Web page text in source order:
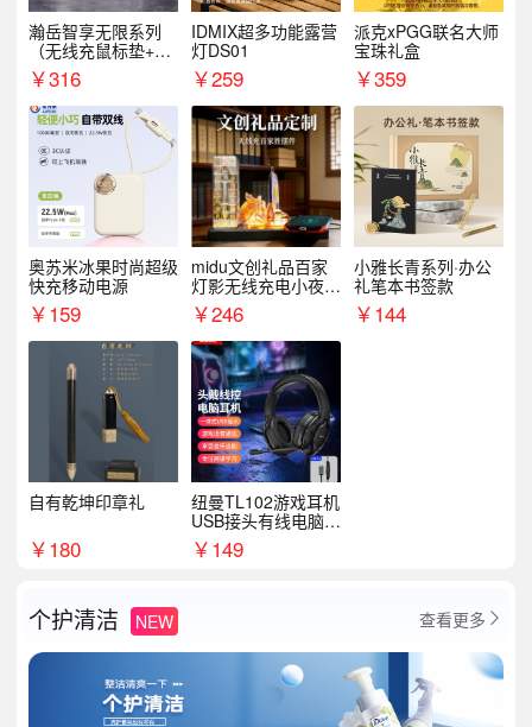
瀚岳智享无限系列
（无线充鼠标垫+飞
利浦音响+乐扣咖啡
杯）
￥316
IDMIX超多功能露营
灯DS01
￥259
派克xPGG联名大师
宝珠礼盒
￥359
奥苏米冰果时尚超级
快充移动电源
￥159
midu文创礼品百家
灯影无线充电小夜灯
纪念礼品定制
￥246
小雅长青系列·办公
礼笔本书签款
￥144
自有乾坤印章礼
￥180
纽曼TL102游戏耳机
USB接头有线电脑耳
机耳麦
￥149
个护清洁 NEW 查看更多 